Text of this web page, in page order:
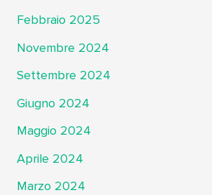
Febbraio 2025
Novembre 2024
Settembre 2024
Giugno 2024
Maggio 2024
Aprile 2024
Marzo 2024